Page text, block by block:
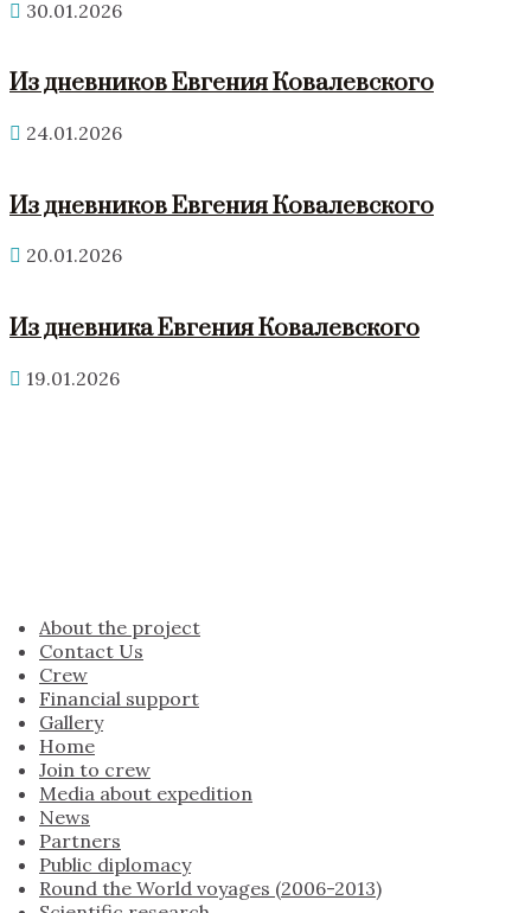
30.01.2026
Из дневников Евгения Ковалевского
24.01.2026
Из дневников Евгения Ковалевского
20.01.2026
Из дневника Евгения Ковалевского
19.01.2026
About the project
Contact Us
Crew
Financial support
Gallery
Home
Join to crew
Media about expedition
News
Partners
Public diplomacy
Round the World voyages (2006-2013)